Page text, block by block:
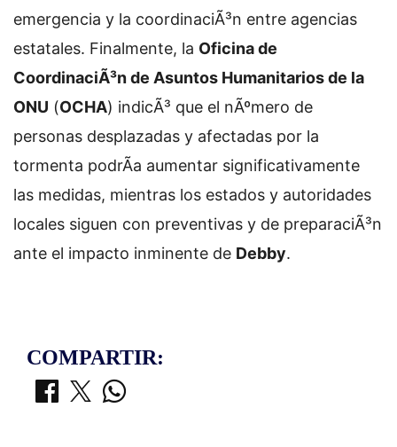
emergencia y la coordinaciÃ³n entre agencias
estatales. Finalmente, la Oficina de
CoordinaciÃ³n de Asuntos Humanitarios de la
ONU (OCHA) indicÃ³ que el nÃºmero de
personas desplazadas y afectadas por la
tormenta podrÃ­a aumentar significativamente
las medidas, mientras los estados y autoridades
locales siguen con preventivas y de preparaciÃ³n
ante el impacto inminente de Debby.
COMPARTIR: